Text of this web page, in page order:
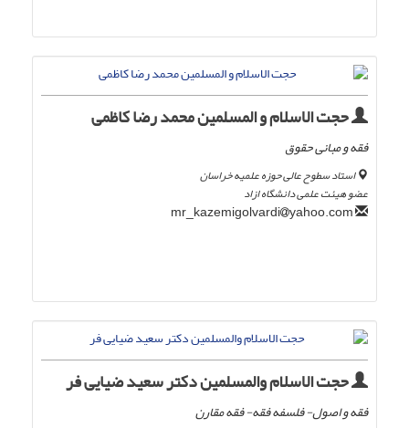
حجت الاسلام و المسلمین محمد رضا کاظمی
فقه و مبانی حقوق
استاد سطوح عالی حوزه علمیه خراسان
عضو هیئت علمی دانشگاه ازاد
yahoo.com
حجت الاسلام والمسلمین دکتر سعید ضیایی فر
فقه و اصول- فلسفه فقه- فقه مقارن